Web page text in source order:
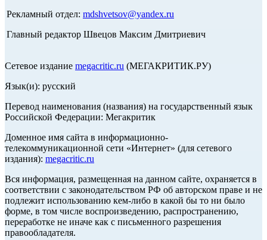
Рекламный отдел: mdshvetsov@yandex.ru
Главный редактор Швецов Максим Дмитриевич
Сетевое издание megacritic.ru (МЕГАКРИТИК.РУ)
Язык(и): русский
Перевод наименования (названия) на государственный язык
Российской Федерации: Мегакритик
Доменное имя сайта в информационно-
телекоммуникационной сети «Интернет» (для сетевого
издания): megacritic.ru
Вся информация, размещенная на данном сайте, охраняется в
соответствии с законодательством РФ об авторском праве и не
подлежит использованию кем-либо в какой бы то ни было
форме, в том числе воспроизведению, распространению,
переработке не иначе как с письменного разрешения
правообладателя.